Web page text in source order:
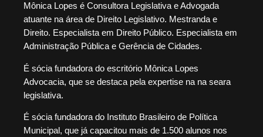
Mônica Lopes é Consultora Legislativa e Advogada
atuante na área de Direito Legislativo. Mestranda e
Direito. Especialista em Direito Público. Especialista em
Administração Pública e Gerência de Cidades.
É sócia fundadora do escritório Mônica Lopes
Advocacia, que se destaca pela expertise na na seara
legislativa.
É sócia fundadora do Instituto Brasileiro de Política
Municipal, que já capacitou mais de 1.500 alunos nos